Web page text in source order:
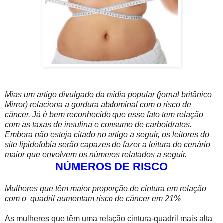
Mias um artigo divulgado da mídia popular (jornal britânico
Mirror) relaciona a gordura abdominal com o risco de
câncer. Já é bem reconhecido que esse fato tem relação
com as taxas de insulina e consumo de carboidratos.
Embora não esteja citado no artigo a seguir, os leitores do
site lipidofobia serão capazes de fazer a leitura do cenário
maior que envolvem os números relatados a seguir.
NÚMEROS DE RISCO
Mulheres que têm maior proporção de cintura em relação
com o quadril aumentam risco de câncer em 21%
As mulheres que têm uma relação cintura-quadril mais alta